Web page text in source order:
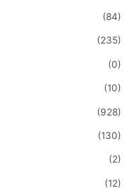
(84)
(235)
(0)
(10)
(928)
(130)
(2)
(12)